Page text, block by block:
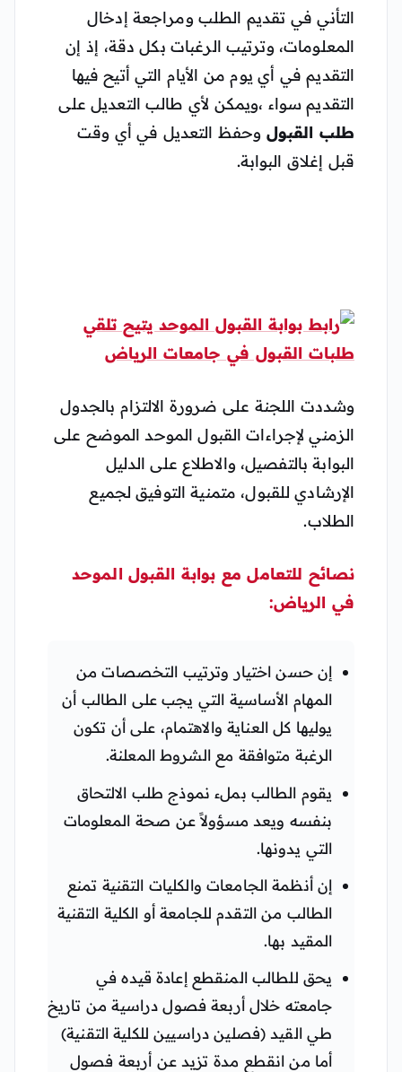
التأني في تقديم الطلب ومراجعة إدخال
المعلومات، وترتيب الرغبات بكل دقة، إذ إن
التقديم في أي يوم من الأيام التي أتيح فيها
التقديم سواء ،ويمكن لأي طالب التعديل على
طلب القبول وحفظ التعديل في أي وقت
قبل إغلاق البوابة.
وشددت اللجنة على ضرورة الالتزام بالجدول
الزمني لإجراءات القبول الموحد الموضح على
البوابة بالتفصيل، والاطلاع على الدليل
الإرشادي للقبول، متمنية التوفيق لجميع
الطلاب.
نصائح للتعامل مع بوابة القبول الموحد
في الرياض:
إن حسن اختيار وترتيب التخصصات من
المهام الأساسية التي يجب على الطالب أن
يوليها كل العناية والاهتمام، على أن تكون
الرغبة متوافقة مع الشروط المعلنة.
يقوم الطالب بملء نموذج طلب الالتحاق
بنفسه ويعد مسؤولاً عن صحة المعلومات
التي يدونها.
إن أنظمة الجامعات والكليات التقنية تمنع
الطالب من التقدم للجامعة أو الكلية التقنية
المقيد بها.
يحق للطالب المنقطع إعادة قيده في
جامعته خلال أربعة فصول دراسية من تاريخ
طي القيد (فصلين دراسيين للكلية التقنية)
أما من انقطع مدة تزيد عن أربعة فصول